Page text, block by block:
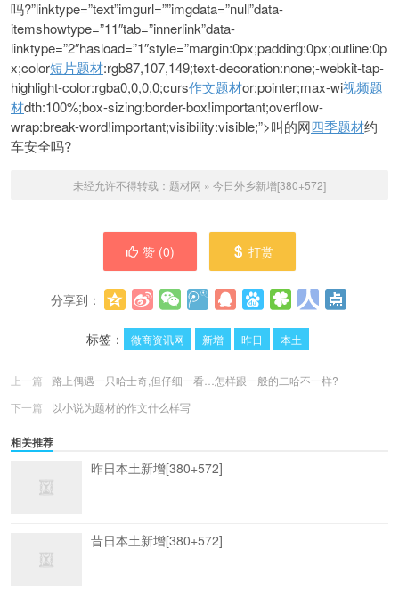
吗?”linktype=”text”imgurl=””imgdata=”null”data-
itemshowtype=”11″tab=”innerlink”data-
linktype=”2″hasload=”1″style=”margin:0px;padding:0px;outline:0p
x;color短片题材:rgb87,107,149;text-decoration:none;-webkit-tap-
highlight-color:rgba0,0,0,0;curs作文题材or:pointer;max-wi视频题
材dth:100%;box-sizing:border-box!important;overflow-
wrap:break-word!important;visibility:visible;”>叫的网四季题材约
车安全吗?
未经允许不得转载： 题材网 » 今日外乡新增[380+572]
赞 (0) 打赏
分享到：
标签：
微商资讯网 新增 昨日 本土
上一篇
路上偶遇一只哈士奇,但仔细一看…怎样跟一般的二哈不一样?
下一篇
以小说为题材的作文什么样写
相关推荐
昨日本土新增[380+572]
昔日本土新增[380+572]